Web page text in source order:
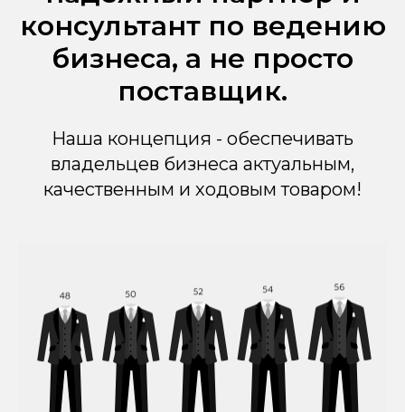
консультант по ведению
бизнеса, а не просто
поставщик.
Наша концепция - обеспечивать
владельцев бизнеса актуальным,
качественным и ходовым товаром!